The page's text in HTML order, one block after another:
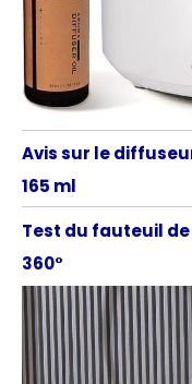
Avis sur le
165 ml
Test du fauteuil de
360°